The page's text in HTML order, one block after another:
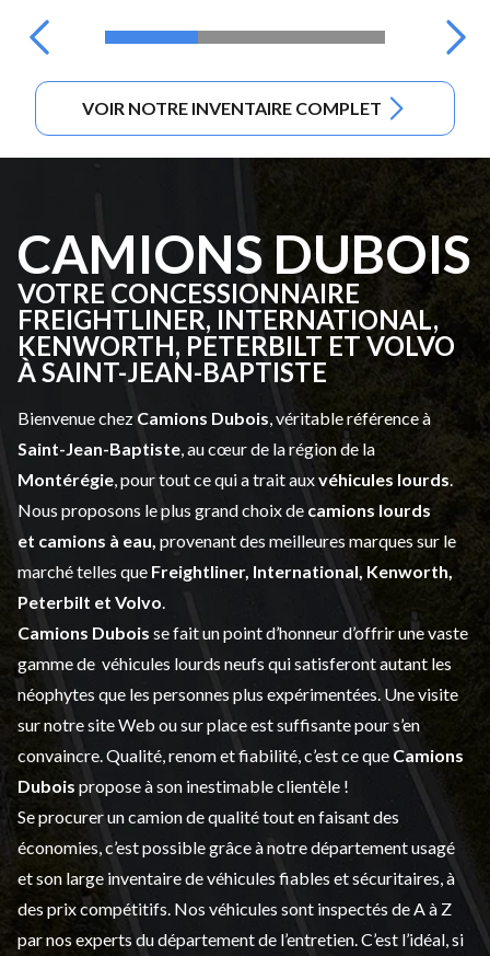
VOIR NOTRE INVENTAIRE COMPLET
CAMIONS DUBOIS
VOTRE CONCESSIONNAIRE
FREIGHTLINER, INTERNATIONAL,
KENWORTH, PETERBILT ET VOLVO
À SAINT-JEAN-BAPTISTE
Bienvenue chez Camions Dubois , véritable référence à
Saint-Jean-Baptiste , au cœur de la région de la
Montérégie , pour tout ce qui a trait auxvéhicules lourds
Nous proposons le plus grand choix de camions lourds
et camions à eau, provenant des meilleures marques sur le
marché telles que Freightliner, International, Kenworth,
Peterbilt et Volvo
Camions Dubois se fait un point d’honneur d’offrir une vaste
gamme de véhicules lourds neufs qui satisferont autant les
néophytes que les personnes plus expérimentées. Une visite
sur notre site Web ou sur place est suffisante pour s’en
convaincre. Qualité, renom et fiabilité, c’est ce que Camions
Dubois propose à son inestimable clientèle !
Se procurer un camion de qualité tout en faisant des
économies, c’est possible grâce à notredépartement usagé
et son large inventaire de véhicules fiables et sécuritaires, à
des prix compétitifs. Nos véhicules sont inspectés de A à Z
par nos experts du département de l’entretien . C’est l’idéal, si